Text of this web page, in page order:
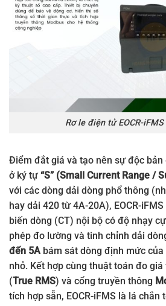
Rơ le điện tử EOCR-
Điểm đắt giá và tạo nên sự độc bản
ở ký tự“S” (Small Current Range /
với các dòng dải dòng phổ thông
hay dải 420 từ 4A-20A), EOCR-
biến dòng (CT) nội bộ có độ nhạy
phép đo lường và tinh chỉnh dải
đến 5A bám sát dòng định mức
nhỏ. Kết hợp cùng thuật toán đo
(True RMS) và cổng truyền thông
tích hợp sẵn, EOCR-iFMS là lá chắn